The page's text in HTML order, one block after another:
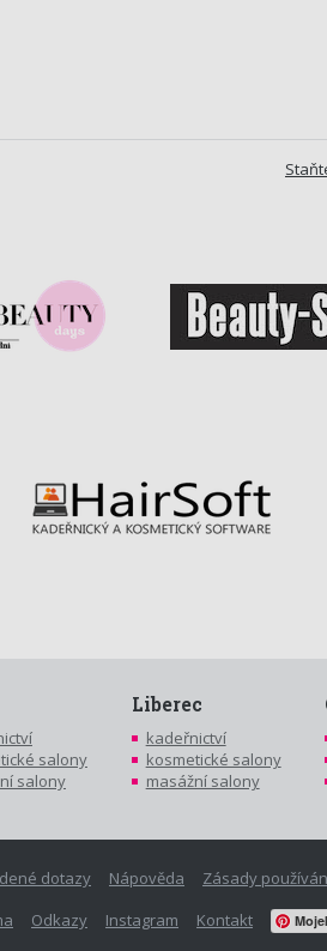
salony
salony
Liberec
kadeřnictví
kosmetické salony
masážní salony
dotazy Nápověda
Zásady
Odkazy Instagram Kontakt